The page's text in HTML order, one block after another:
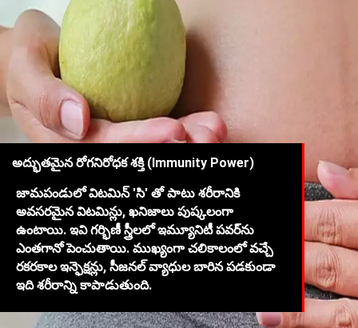
అద్భుతమైన రోగనిరోధక శక్తి (Immunity Power)
జామపండులో విటమిన్ 'సి' తో పాటు శరీరానికి
అవసరమైన విటమిన్లు, ఖనిజాలు పుష్కలంగా
ఉంటాయి. ఇవి గర్భిణీ స్త్రీలలో ఇమ్యూనిటీ పవర్‌ను
ఎంతగానో పెంచుతాయి. ముఖ్యంగా చలికాలంలో వచ్చే
రకరకాల ఇన్ఫెక్షన్లు, సీజనల్ వ్యాధుల బారిన పడకుండా
ఇది శరీరాన్ని కాపాడుతుంది.